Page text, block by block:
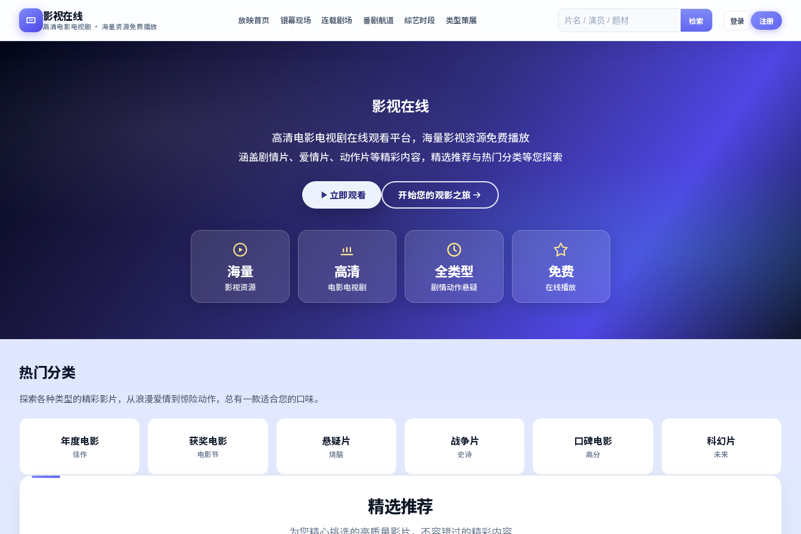
影视在线
高清电影电视剧 · 海量资源免费播放
放映首页 银幕现场 连载剧场 番剧航道 综艺时段 类型策展 检索 登录 注册
影视在线
高清电影电视剧在线观看平台，海量影视资源免费播放
涵盖剧情片、爱情片、动作片等精彩内容，精选推荐与热门分类等您探索
立即观看 开始您的观影之旅
海量
影视资源
高清
电影电视剧
全类型
剧情动作悬疑
免费
在线播放
热门分类
探索各种类型的精彩影片，从浪漫爱情到惊险动作，总有一款适合您的口味。
年度电影
佳作
获奖电影
电影节
悬疑片
烧脑
战争片
史诗
口碑电影
高分
科幻片
未来
精选推荐